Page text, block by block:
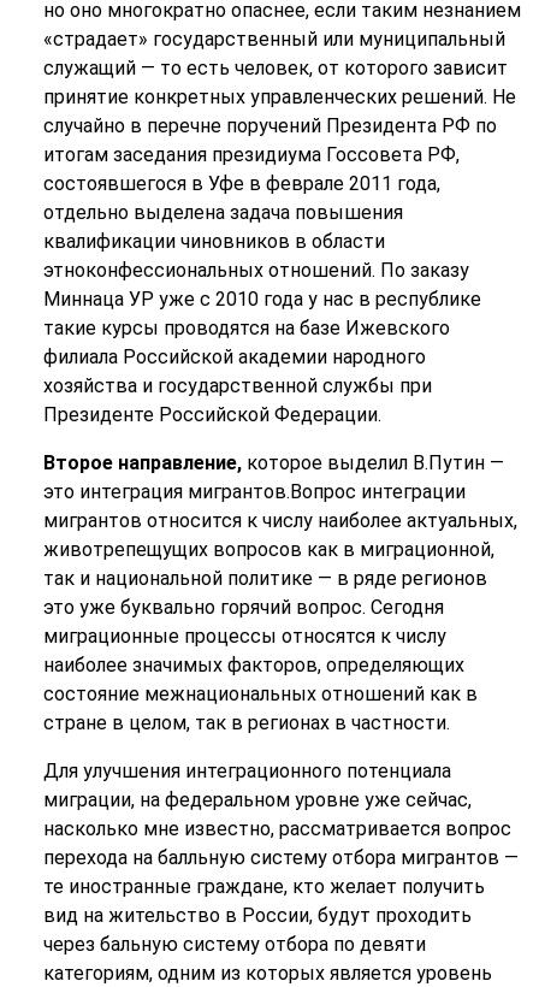
но оно многократно опаснее, если таким незнанием
«страдает» государственный или муниципальный
служащий — то есть человек, от которого зависит
принятие конкретных управленческих решений. Не
случайно в перечне поручений Президента РФ по
итогам заседания президиума Госсовета РФ,
состоявшегося в Уфе в феврале 2011 года,
отдельно выделена задача повышения
квалификации чиновников в области
этноконфессиональных отношений. По заказу
Миннаца УР уже с 2010 года у нас в республике
такие курсы проводятся на базе Ижевского
филиала Российской академии народного
хозяйства и государственной службы при
Президенте Российской Федерации.
Второе направление, которое выделил В.Путин —
это интеграция мигрантов.Вопрос интеграции
мигрантов относится к числу наиболее актуальных,
животрепещущих вопросов как в миграционной,
так и национальной политике — в ряде регионов
это уже буквально горячий вопрос. Сегодня
миграционные процессы относятся к числу
наиболее значимых факторов, определяющих
состояние межнациональных отношений как в
стране в целом, так в регионах в частности.
Для улучшения интеграционного потенциала
миграции, на федеральном уровне уже сейчас,
насколько мне известно, рассматривается вопрос
перехода на балльную систему отбора мигрантов —
те иностранные граждане, кто желает получить
вид на жительство в России, будут проходить
через бальную систему отбора по девяти
категориям, одним из которых является уровень